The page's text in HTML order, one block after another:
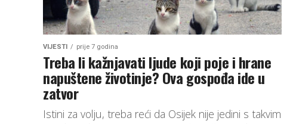
VIJESTI prije 7 godina
Treba li kažnjavati ljude koji poje i hrane
napuštene životinje? Ova gospođa ide u
zatvor
Istini za volju, treba reći da Osijek nije jedini s takvim